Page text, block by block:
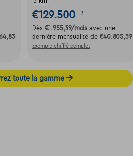
€129.500 1
Dès €1.955,39/mois avec une
dernière mensualité de €40.805,39
Exemple chiffré complet
toute la gamme